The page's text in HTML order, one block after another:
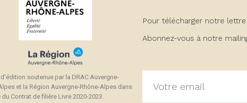
soutenue par la DRAC Auvergne-
et la Région Auvergne-Rhône-Alpes dans
du Contrat de filière Livre 2020-2023.
Pour télécharger notre
Abonnez-vous à notre